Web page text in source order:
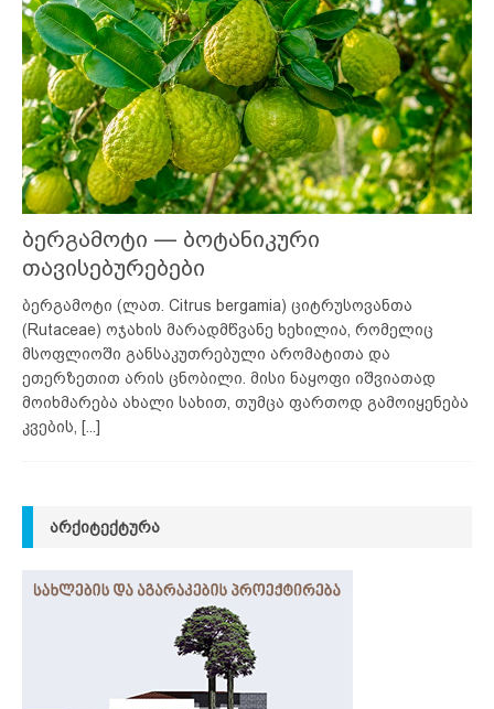
ბერგამოტი — ბოტანიკური
თავისებურებები
ბერგამოტი (ლათ. Citrus bergamia) ციტრუსოვანთა
(Rutaceae) ოჯახის მარადმწვანე ხეხილია, რომელიც
მსოფლიოში განსაკუთრებული არომატითა და
ეთერზეთით არის ცნობილი. მისი ნაყოფი იშვიათად
მოიხმარება ახალი სახით, თუმცა ფართოდ გამოიყენება
კვების, [...]
ᲐᲠᲥᲘᲢᲔᲥᲢᲣᲠᲐ